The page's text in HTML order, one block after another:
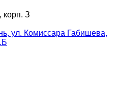
корп. З
ул. Комиссара Габишева,